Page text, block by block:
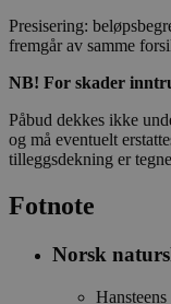
Presisering:
fremgår av samme
NB! For skader
Påbud dekkes ikke
og må eventuelt
tilleggsdekning er
Fotnote
Norsk
Hansteens